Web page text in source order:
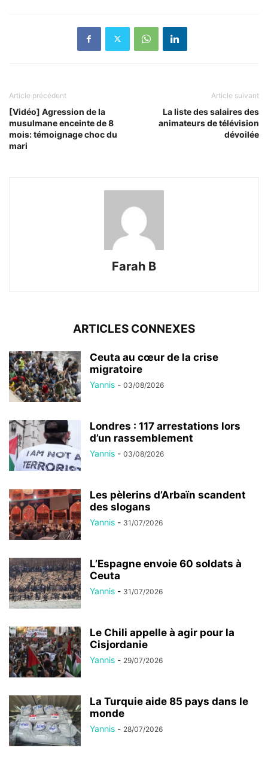
Article précédent
[Vidéo] Agression de la
musulmane enceinte de 8
mois: témoignage choc du
mari
Article suivant
La liste des salaires des
animateurs de télévision
dévoilée
Farah B
ARTICLES CONNEXES
Ceuta au cœur de la crise
migratoire
Yannis - 03/08/2026
Londres : 117 arrestations lors
d’un rassemblement
Yannis - 03/08/2026
Les pèlerins d’Arbaïn scandent
des slogans
Yannis - 31/07/2026
L’Espagne envoie 60 soldats à
Ceuta
Yannis - 31/07/2026
Le Chili appelle à agir pour la
Cisjordanie
Yannis - 29/07/2026
La Turquie aide 85 pays dans le
monde
Yannis - 28/07/2026